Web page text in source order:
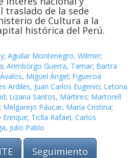
traslado de la sede
de Cultura a la
histórica del Perú.
; Aguilar Montenegro, Wilmer;
; Arimborgo Guerra, Tamar; Bartra
Miguel Ángel; Figueroa
Ardiles, Juan Carlos Eugenio; Letona
; Lizana Santos, Mártires; Martorell
; Melgarejo Páucar, María Cristina;
; Ticlla Rafael, Carlos
Julio Pablo
Seguimiento